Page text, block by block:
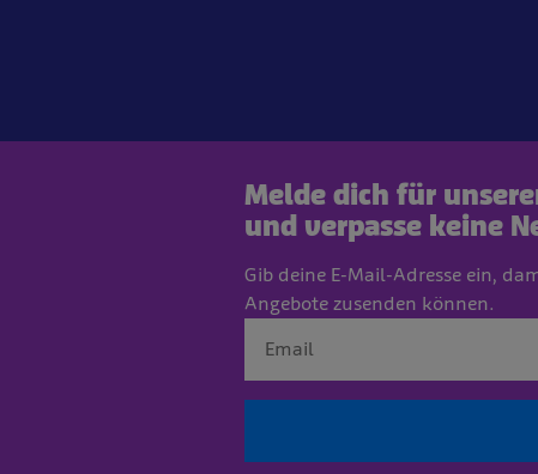
Melde dich für
und verpasse keine
Gib deine E-Mail-Adresse ein,
Angebote zusenden können.